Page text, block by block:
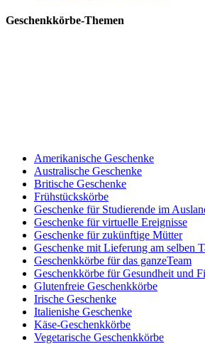
Geschenkkörbe-Themen
Amerikanische Geschenke
Australische Geschenke
Britische Geschenke
Frühstückskörbe
Geschenke für Studierende im
Geschenke für virtuelle Ereignisse
Geschenke für zukünftige Mütter
Geschenke mit Lieferung am selben
Geschenkkörbe für das ganzeTeam
Geschenkkörbe für Gesundheit und
Glutenfreie Geschenkkörbe
Irische Geschenke
Italienishe Geschenke
Käse-Geschenkkörbe
Vegetarische Geschenkkörbe